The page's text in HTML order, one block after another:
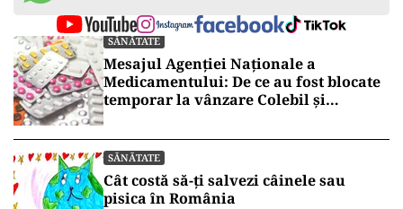
SĂNĂTATE
Mesajul Agenției Naționale a
Medicamentului: De ce au fost blocate
temporar la vânzare Colebil și
SĂNĂTATE
Cât costă să-ți salvezi câinele sau
pisica în România